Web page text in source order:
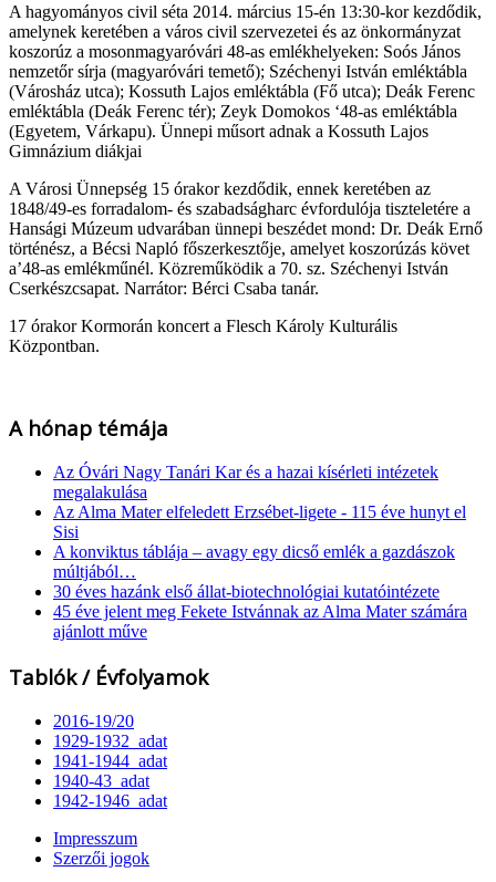
A hagyományos civil séta 2014. március 15-én 13:30-kor kezdődik,
amelynek keretében a város civil szervezetei és az önkormányzat
koszorúz a mosonmagyaróvári 48-as emlékhelyeken: Soós János
nemzetőr sírja (magyaróvári temető); Széchenyi István emléktábla
(Városház utca); Kossuth Lajos emléktábla (Fő utca); Deák Ferenc
emléktábla (Deák Ferenc tér); Zeyk Domokos ‘48-as emléktábla
(Egyetem, Várkapu). Ünnepi műsort adnak a Kossuth Lajos
Gimnázium diákjai
A Városi Ünnepség 15 órakor kezdődik, ennek keretében az
1848/49-es forradalom- és szabadságharc évfordulója tiszteletére a
Hansági Múzeum udvarában ünnepi beszédet mond: Dr. Deák Ernő
történész, a Bécsi Napló főszerkesztője, amelyet koszorúzás követ
a’48-as emlékműnél. Közreműködik a 70. sz. Széchenyi István
Cserkészcsapat. Narrátor: Bérci Csaba tanár.
17 órakor Kormorán koncert a Flesch Károly Kulturális
Központban.
A hónap témája
Az Óvári Nagy Tanári Kar és a hazai kísérleti intézetek
megalakulása
Az Alma Mater elfeledett Erzsébet-ligete - 115 éve hunyt el
Sisi
A konviktus táblája – avagy egy dicső emlék a gazdászok
múltjából…
30 éves hazánk első állat-biotechnológiai kutatóintézete
45 éve jelent meg Fekete Istvánnak az Alma Mater számára
ajánlott műve
Tablók / Évfolyamok
2016-19/20
1929-1932_adat
1941-1944_adat
1940-43_adat
1942-1946_adat
Impresszum
Szerzői jogok